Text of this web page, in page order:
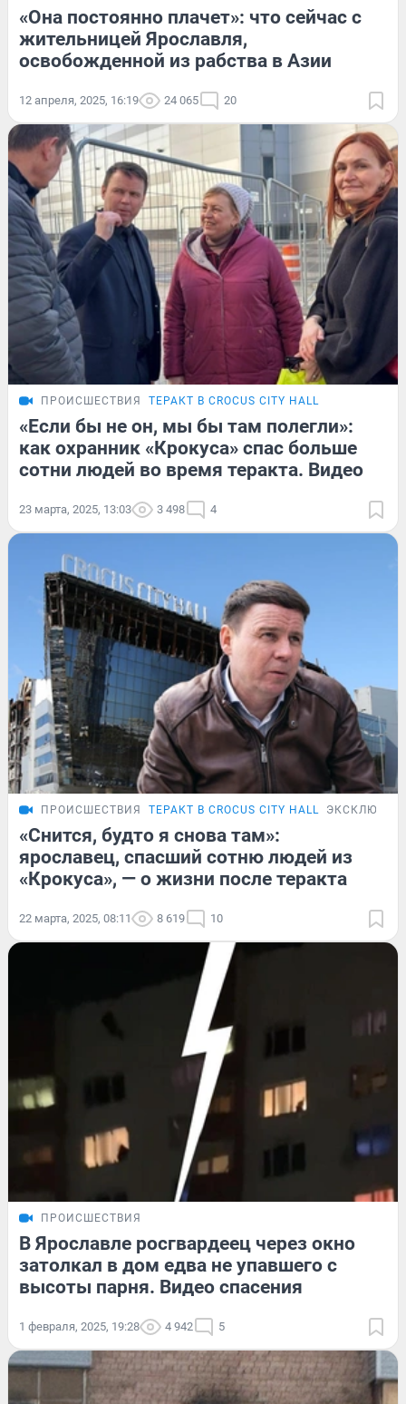
«Она постоянно плачет»: что сейчас с
жительницей Ярославля,
освобожденной из рабства в Азии
12 апреля, 2025, 16:19 24 065 20
ПРОИСШЕСТВИЯ ТЕРАКТ В CROCUS CITY HALL
«Если бы не он, мы бы там полегли»:
как охранник «Крокуса» спас больше
сотни людей во время теракта. Видео
23 марта, 2025, 13:03 3 498 4
ПРОИСШЕСТВИЯ ТЕРАКТ В CROCUS CITY HALL ЭКСКЛЮЗИВ
«Снится, будто я снова там»:
ярославец, спасший сотню людей из
«Крокуса», — о жизни после теракта
22 марта, 2025, 08:11 8 619 10
ПРОИСШЕСТВИЯ
В Ярославле росгвардеец через окно
затолкал в дом едва не упавшего с
высоты парня. Видео спасения
1 февраля, 2025, 19:28 4 942 5